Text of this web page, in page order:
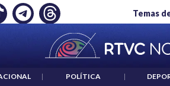
Temas
UN CRIMEN": CARTA DE BETO CORAL
| POLÍTICA |